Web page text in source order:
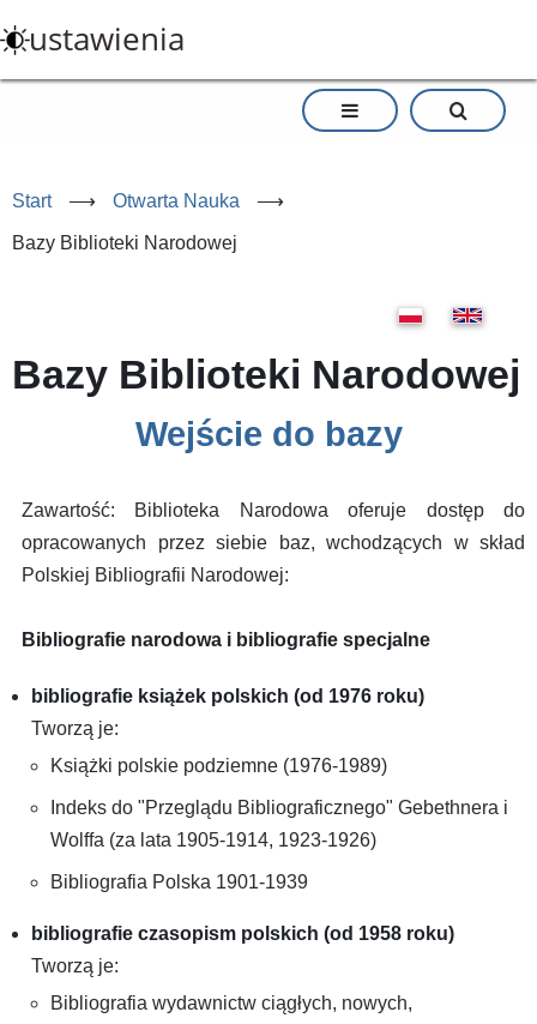
do
treści
ustawienia
Start ⟶ Otwarta Nauka ⟶
Bazy Biblioteki Narodowej
Bazy Biblioteki Narodowej
Wejście do bazy
Zawartość: Biblioteka Narodowa oferuje dostęp do
opracowanych przez siebie baz, wchodzących w skład
Polskiej Bibliografii Narodowej:
Bibliografie narodowa i bibliografie specjalne
bibliografie książek polskich (od 1976 roku)
Tworzą je:
Książki polskie podziemne (1976-1989)
Indeks do "Przeglądu Bibliograficznego" Gebethnera i
Wolffa (za lata 1905-1914, 1923-1926)
Bibliografia Polska 1901-1939
bibliografie czasopism polskich (od 1958 roku)
Tworzą je:
Bibliografia wydawnictw ciągłych, nowych,